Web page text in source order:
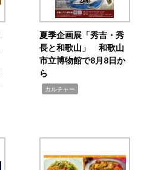
夏季企画展「秀吉・秀
長と和歌山」 和歌山
市立博物館で8月8日か
ら
カルチャー